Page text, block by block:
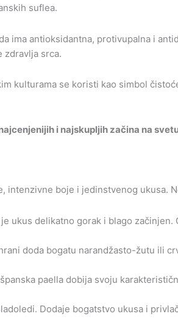
suflea.
ima antioksidantna, protivupalna i
zdravlja srca.
kulturama se koristi kao simbol
i najskupljih začina na
boje i jedinstvenog ukusa.
ukus delikatno gorak i blago
doda bogatu narandžasto-žutu ili
paella dobija svoju
Dodaje bogatstvo ukusa i